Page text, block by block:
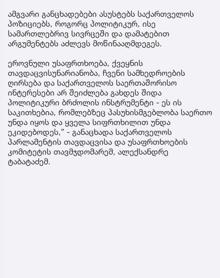
ამგვარი განცხადებები ასუსტებს საქართველოს
პოზიციებს, როგორც პოლიტიკურ, ისე
სამართლებრივ სივრცეში და დამატებით
არგუმენტებს აძლევს მოწინააღმდეგეს.
ეროვნული უსაფრთხოება, ქვეყნის
თავდაცვისუნარიანობა, ჩვენი სამხედროების
ღირსება და საქართველოს საერთაშორისო
ინტერესები არ შეიძლება გახდეს შიდა
პოლიტიკური ბრძოლის ინსტრუმენტი - ეს ის
საკითხებია, რომლებზეც პასუხისმგებლობა საერთო
უნდა იყოს და ყველა სიფრთხილით უნდა
ეკიდებოდეს,” - განაცხადა საქართველოს
პარლამენტის თავდაცვისა და უსაფრთხოების
კომიტეტის თავმჯდომარემ, ალექსანდრე
ტაბატაძემ.